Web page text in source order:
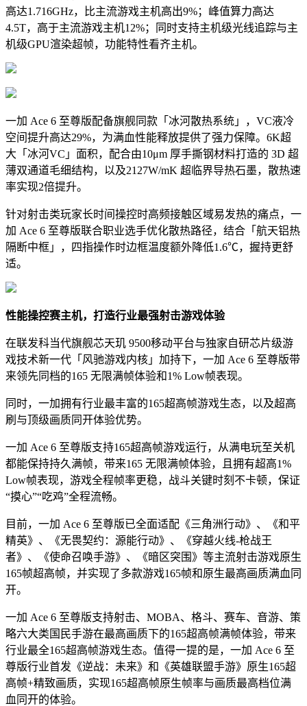
高达1.716GHz，比主流游戏主机高出9%；峰值算力高达
4.5T，高于主流游戏主机12%；同时支持主机级光线追踪与主
机级GPU渲染超帧，功能特性看齐主机。
一加 Ace 6 至尊版配备旗舰同款「冰河散热系统」，VC液冷
空间提升高达29%，为满血性能释放提供了强力保障。6K超
大「冰河VC」面积，配合由10μm 厚手撕钢材料打造的 3D 超
薄双通道毛细结构，以及2127W/mK 超临界导热石墨，散热速
率实现2倍提升。
针对射击类玩家长时间操控时高频接触区域易发热的痛点，一
加 Ace 6 至尊版联合职业选手优化散热路径，结合「航天铝热
隔断中框」，四指操作时边框温度额外降低1.6℃，握持更舒
适。
性能操控赛主机，打造行业最强射击游戏体验
在联发科当代旗舰芯天玑 9500移动平台与独家自研芯片级游
戏技术新一代「风驰游戏内核」加持下，一加 Ace 6 至尊版带
来领先同档的165 无限满帧体验和1% Low帧表现。
同时，一加拥有行业最丰富的165超高帧游戏生态，以及超高
刷与顶级画质同开体验优势。
一加 Ace 6 至尊版支持165超高帧游戏运行，从满电玩至关机
都能保持持久满帧，带来165 无限满帧体验，且拥有超高1%
Low帧表现，游戏全程帧率更稳，战斗关键时刻不卡顿，保证
“摸心”“吃鸡”全程流畅。
目前，一加 Ace 6 至尊版已全面适配《三角洲行动》、《和平
精英》、《无畏契约：源能行动》、《穿越火线-枪战王
者》、《使命召唤手游》、《暗区突围》等主流射击游戏原生
165帧超高帧，并实现了多款游戏165帧和原生最高画质满血同
开。
一加 Ace 6 至尊版支持射击、MOBA、格斗、赛车、音游、策
略六大类国民手游在最高画质下的165超高帧满帧体验，带来
行业最全165超高帧游戏生态。值得一提的是，一加 Ace 6 至
尊版行业首发《逆战：未来》和《英雄联盟手游》原生165超
高帧+精致画质，实现165超高帧原生帧率与画质最高档位满
血同开的体验。